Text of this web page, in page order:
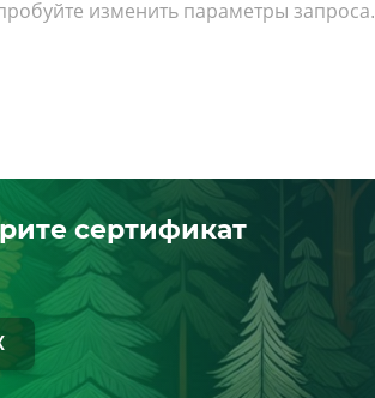
изменить параметры запроса.
сертификат